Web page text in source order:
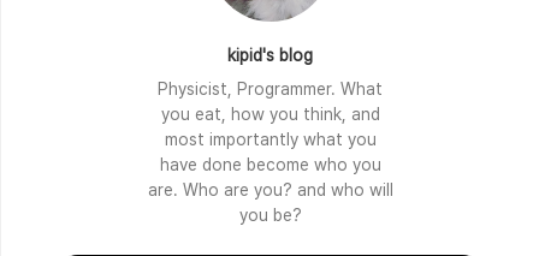
kipid's blog
Physicist, Programmer. What
you eat, how you think, and
most importantly what you
have done become who you
are. Who are you? and who will
you be?